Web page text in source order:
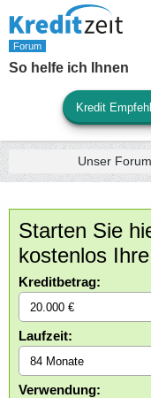
So helfe ich Ihnen
Kredit
Unser
Starten Sie
kostenlos
Kreditbetrag:
Laufzeit:
Verwendung: